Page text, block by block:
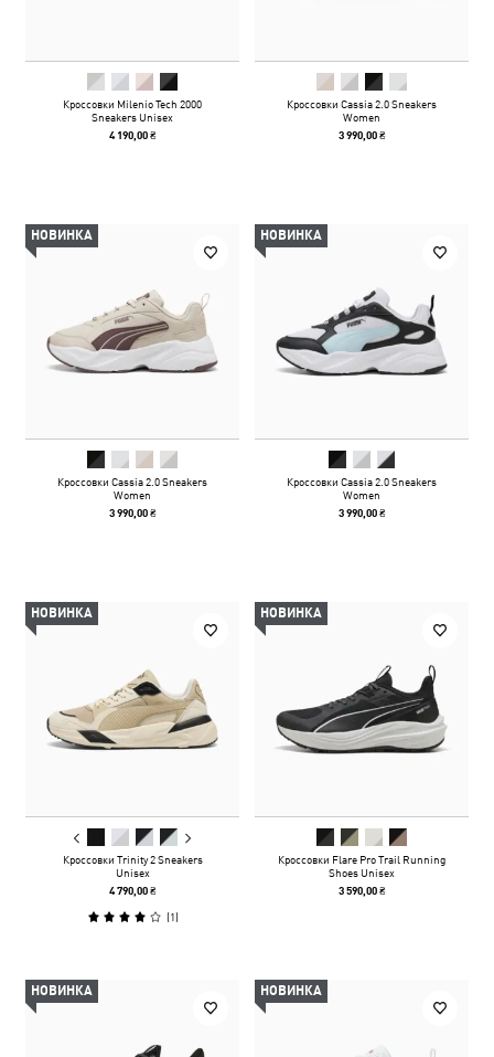
Кроссовки Milenio Tech 2000
Sneakers Unisex
4 190,00 ₴
Кроссовки Cassia 2.0 Sneakers
Women
3 990,00 ₴
НОВИНКА
Кроссовки Cassia 2.0 Sneakers
Women
3 990,00 ₴
НОВИНКА
Кроссовки Cassia 2.0 Sneakers
Women
3 990,00 ₴
НОВИНКА
Кроссовки Trinity 2 Sneakers
Unisex
4 790,00 ₴
(1)
НОВИНКА
Кроссовки Flare Pro Trail Running
Shoes Unisex
3 590,00 ₴
НОВИНКА НОВИНКА